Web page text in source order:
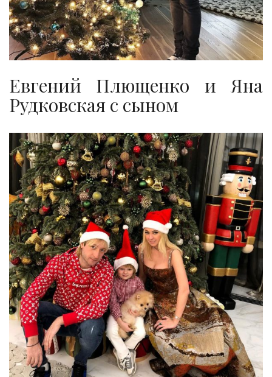
Евгений Плющенко и Яна
Рудковская с сыном